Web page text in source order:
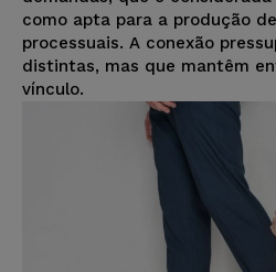
como apta para a produção
processuais. A conexão
distintas, mas que mantêm
vínculo.